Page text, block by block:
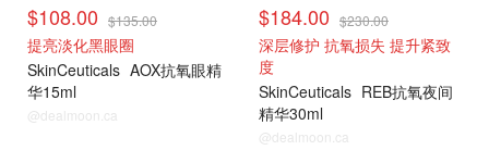
$108.00 $135.00
提亮淡化黑眼圈
SkinCeuticals AOX抗氧眼精
华15ml
@dealmoon.ca
$184.00 $230.00
深层修护 抗氧损失 提升紧致
度
SkinCeuticals REB抗氧夜间
精华30ml
@dealmoon.ca